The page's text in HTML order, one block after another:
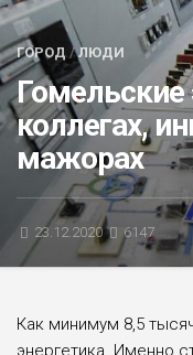
БЛИЦ-ОПРОС
АФИША
ГОРОД /ЛЮДИ
Гомельские
коллегах,
мажорах
23.12.2020 6147
Как минимум 8,5
энергетика. Именно